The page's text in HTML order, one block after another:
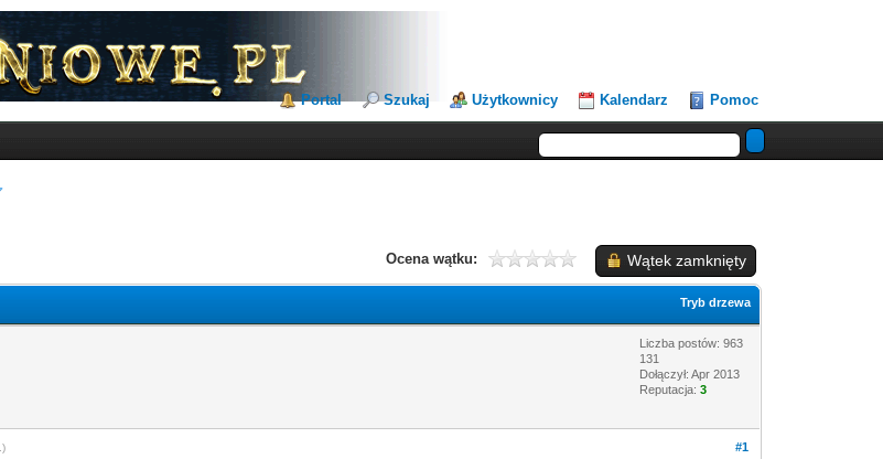
Portal Szukaj Użytkownicy Kalendarz Pomoc
Wątek zamknięty
Ocena wątku:
Tryb drzewa
Liczba postów: 963
131
Dołączył: Apr 2013
Reputacja:3
#1
.)